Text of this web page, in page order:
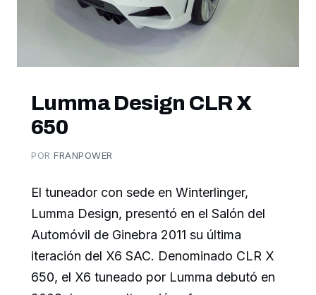
Lumma Design CLR X
650
PORFRANPOWER
El tuneador con sede en Winterlinger,
Lumma Design, presentó en el Salón del
Automóvil de Ginebra 2011 su última
iteración del X6 SAC. Denominado CLR X
650, el X6 tuneado por Lumma debutó en